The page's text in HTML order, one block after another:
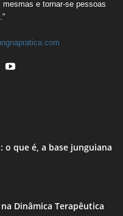
e tornar-se pessoas
o que é, a base junguiana
Dinâmica Terapêutica